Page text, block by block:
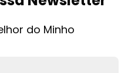
do Minho